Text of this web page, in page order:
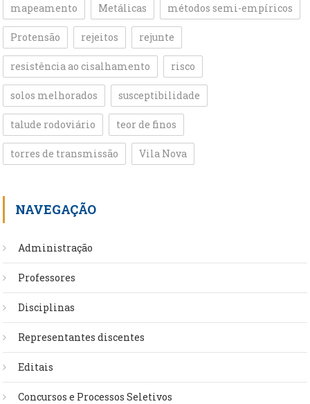
mapeamento Metálicas métodos semi-empíricos
Protensão rejeitos rejunte
resistência ao cisalhamento risco
solos melhorados susceptibilidade
talude rodoviário teor de finos
torres de transmissão Vila Nova
NAVEGAÇÃO
Administração
Professores
Disciplinas
Representantes discentes
Editais
Concursos e Processos Seletivos